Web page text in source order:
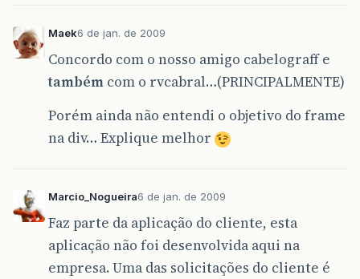
Maek6 de jan. de 2009
Concordo com o nosso amigo cabelograff e
também com o rvcabral…(PRINCIPALMENTE)
Porém ainda não entendi o objetivo do frame
na div… Explique melhor
Marcio_Nogueira6 de jan. de 2009
Faz parte da aplicação do cliente, esta
aplicação não foi desenvolvida aqui na
empresa. Uma das solicitações do cliente é